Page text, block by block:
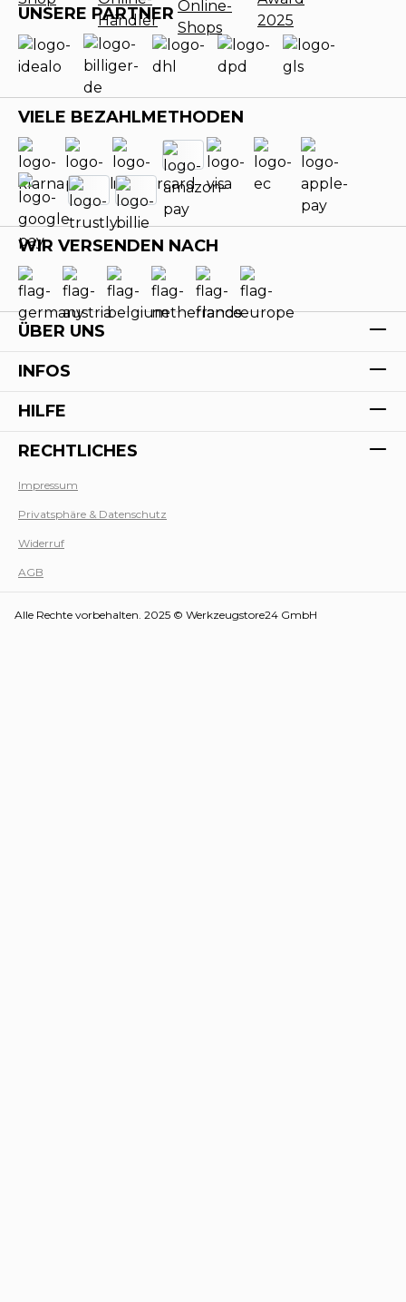
UNSERE PARTNER
VIELE BEZAHLMETHODEN
WIR VERSENDEN NACH
ÜBER UNS
INFOS
HILFE
RECHTLICHES
Impressum
Privatsphäre & Datenschutz
Widerruf
AGB
Alle Rechte vorbehalten. 2025 © Werkzeugstore24 GmbH